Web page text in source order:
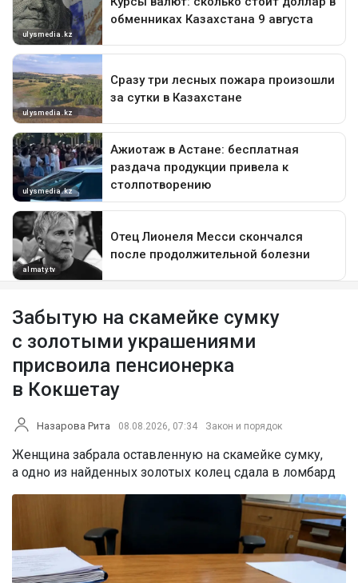
Забытую на скамейке сумку
с золотыми украшениями
присвоила пенсионерка
в Кокшетау
Назарова Рита 08.08.2026, 07:34 Закон и порядок
Женщина забрала оставленную на скамейке сумку,
а одно из найденных золотых колец сдала в ломбард